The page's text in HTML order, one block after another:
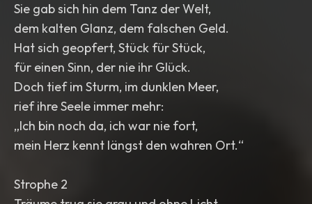
Sie gab sich hin dem Tanz der Welt,
dem kalten Glanz, dem falschen Geld.
Hat sich geopfert, Stück für Stück,
für einen Sinn, der nie ihr Glück.
Doch tief im Sturm, im dunklen Meer,
rief ihre Seele immer mehr:
„Ich bin noch da, ich war nie fort,
mein Herz kennt längst den wahren Ort.“
Strophe 2